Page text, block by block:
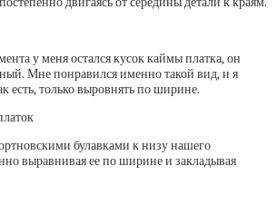
у меня остался кусок каймы платка, он
Мне понравился именно такой вид, и я
есть, только выровнять по ширине.
булавками к низу нашего
выравнивая ее по ширине и закладывая